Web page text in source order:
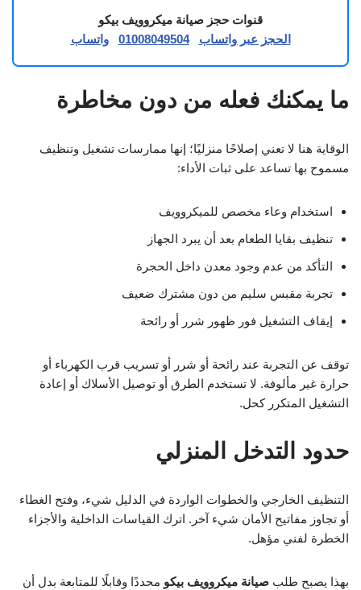
قنوات حجز صيانة ميكروويف بيكو
الحجز عبر واتساب
01008049504 واتساب
ما يمكنك فعله من دون مخاطرة
الوقاية هنا لا تعني إصلاحًا منزليًا؛ إنها ممارسات تشغيل وتنظيف
مسموح بها تساعد على ثبات الأداء:
استخدام وعاء مخصص للميكروويف
تنظيف بقايا الطعام بعد أن يبرد الجهاز
التأكد من عدم وجود معدن داخل الحجرة
تجربة مقبس سليم من دون مشترك ضعيف
إيقاف التشغيل فور ظهور شرر أو رائحة
توقف عن التجربة عند رائحة أو شرر أو تسريب قرب الكهرباء أو
حرارة غير مألوفة. لا تستخدم الطرق أو توصيل الأسلاك أو إعادة
التشغيل المتكرر كحل.
حدود التدخل المنزلي
التنظيف الخارجي والخطوات الواردة في الدليل شيء، وفتح الغطاء
أو تجاوز مفاتيح الأمان شيء آخر. اترك القياسات الداخلية والأجزاء
الخطرة لفني مؤهل.
بهذا يصبح طلب صيانة ميكروويف بيكو محددًا وقابلًا للمتابعة بدل أن